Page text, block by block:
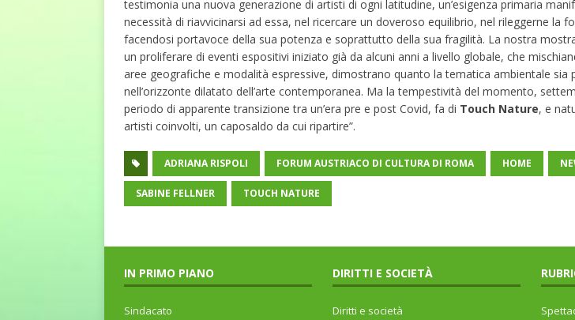
testimonia una nuova generazione di artisti di ogni latitudine, un’esigenza primaria
necessità di riavvicinarsi ad essa, nel ricercare un doveroso equilibrio, nel rileggerne la
facendosi portavoce della sua potenza e soprattutto della sua fragilità. La nostra
un proliferare di eventi espositivi iniziato già da alcuni anni a livello globale, che
aree geografiche e modalità espressive, dimostrano quanto la tematica ambientale sia
nell’orizzonte dilatato dell’arte contemporanea. Ma la tempestività del momento,
periodo di apparente transizione tra un’era pre e post Covid, fa di Touch Nature, e
artisti coinvolti, un caposaldo da cui ripartire”.
ADRIANA RISPOLI FORUM AUSTRIACO DI CULTURA DI ROMA HOME
SABINE FELLNER TOUCH NATURE
IN PRIMO PIANO
Sindacato
DIRITTI E SOCIETÀ
Diritti e società